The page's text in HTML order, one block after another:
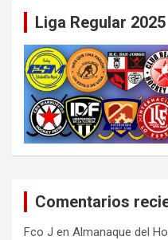
Liga Regular 2025
Comentarios
Fco J en Almanaque del